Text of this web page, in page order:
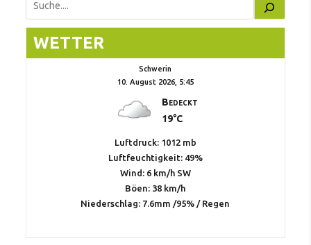
Suchen
WETTER
Schwerin
10. August 2026, 5:45
Bedeckt
19°C
Luftdruck: 1012 mb
Luftfeuchtigkeit: 49%
Wind: 6 km/h SW
Böen: 38 km/h
Niederschlag: 7.6mm /95% / Regen